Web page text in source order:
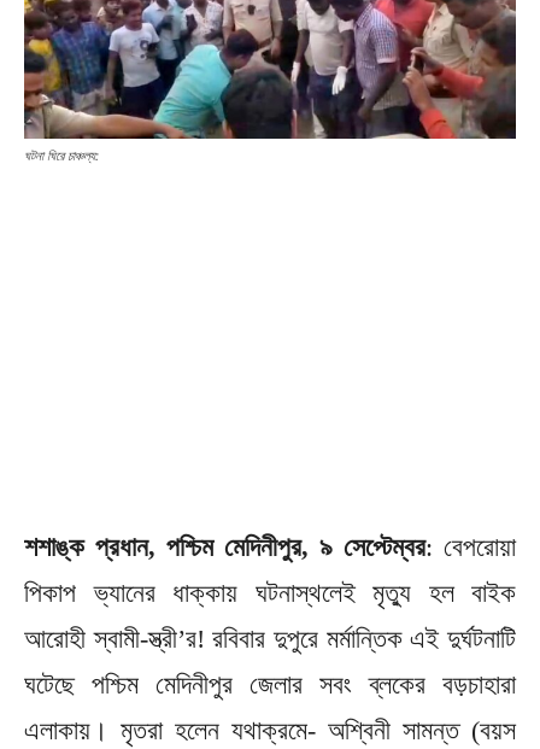
ঘটনা ঘিরে চাঞ্চল্য:
শশাঙ্ক প্রধান, পশ্চিম মেদিনীপুর, ৯ সেপ্টেম্বর: বেপরোয়া
পিকাপ ভ্যানের ধাক্কায় ঘটনাস্থলেই মৃত্যু হল বাইক
আরোহী স্বামী-স্ত্রী’র! রবিবার দুপুরে মর্মান্তিক এই দুর্ঘটনাটি
ঘটেছে পশ্চিম মেদিনীপুর জেলার সবং ব্লকের বড়চাহারা
এলাকায়। মৃতরা হলেন যথাক্রমে- অশ্বিনী সামন্ত (বয়স